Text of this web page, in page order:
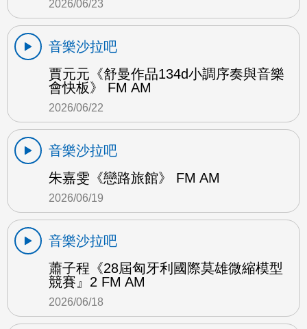
2026/06/23
音樂沙拉吧
賈元元《舒曼作品134d小調序奏與音樂
會快板》 FM AM
2026/06/22
音樂沙拉吧
朱嘉雯《戀路旅館》 FM AM
2026/06/19
音樂沙拉吧
蕭子程《28屆匈牙利國際莫雄微縮模型
競賽』2 FM AM
2026/06/18